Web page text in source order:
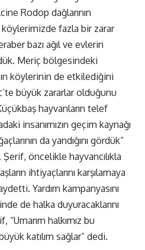
Rodop dağlarının
fazla bir zarar
bazı ağıl ve evlerin
Meriç bölgesindeki
köylerinin de etkilediğini
büyük zararlar olduğunu
hayvanların telef
insanımızın geçim kaynağı
da yandığını gördük”
öncelikle hayvancılıkla
ihtiyaçlarını karşılamaya
Yardım kampanyasını
de halka duyuracaklarını
“Umarım halkımız bu
katılım sağlar” dedi.